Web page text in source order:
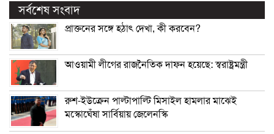
সর্বশেষ সংবাদ
প্রাক্তনের সঙ্গে হঠাৎ দেখা, কী করবেন?
আওয়ামী লীগের রাজনৈতিক দাফন হয়েছে: স্বরাষ্ট্রমন্ত্রী
রুশ-ইউক্রেন পাল্টাপাল্টি মিসাইল হামলার মাঝেই
মস্কোঘেঁষা সার্বিয়ায় জেলেনস্কি